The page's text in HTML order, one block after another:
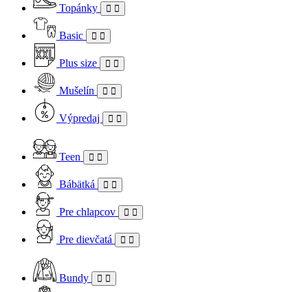
Topánky
Basic
Plus size
Mušelín
Výpredaj
Teen
Bábätká
Pre chlapcov
Pre dievčatá
Bundy